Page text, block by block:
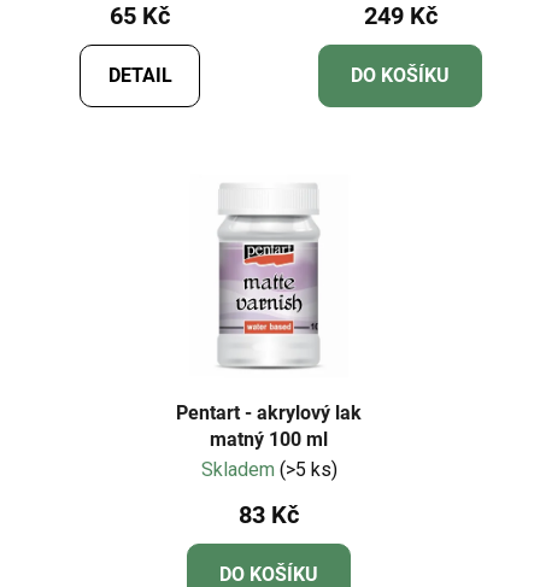
65 Kč
DETAIL
249 Kč
DO KOŠÍKU
Pentart - akrylový lak
matný 100 ml
Skladem (>5 ks)
83 Kč
DO KOŠÍKU